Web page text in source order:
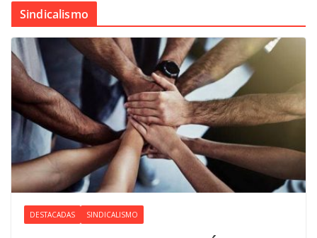
Sindicalismo
DESTACADAS SINDICALISMO